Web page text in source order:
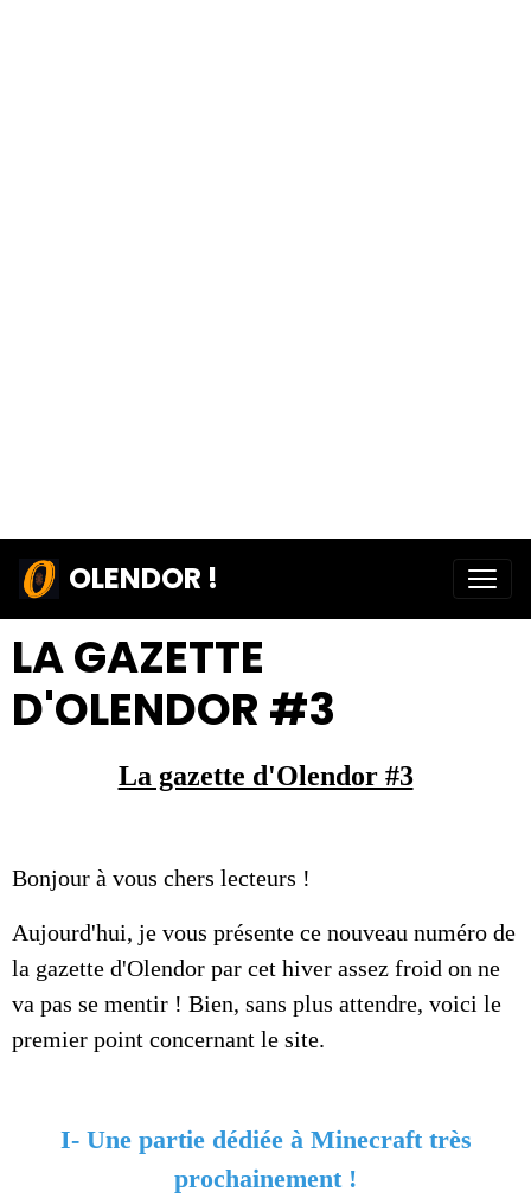
OLENDOR !
LA GAZETTE
D'OLENDOR #3
La gazette d'Olendor #3
Bonjour à vous chers lecteurs !
Aujourd'hui, je vous présente ce nouveau numéro de
la gazette d'Olendor par cet hiver assez froid on ne
va pas se mentir ! Bien, sans plus attendre, voici le
premier point concernant le site.
I- Une partie dédiée à Minecraft très
prochainement !